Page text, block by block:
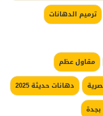
ترميم الدهانات
مقاول عظم
دهانات حديثة 2025